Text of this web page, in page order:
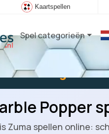
Kaartspellen
Spel categorieën
Log inom
Popper
Zuma spellen online: